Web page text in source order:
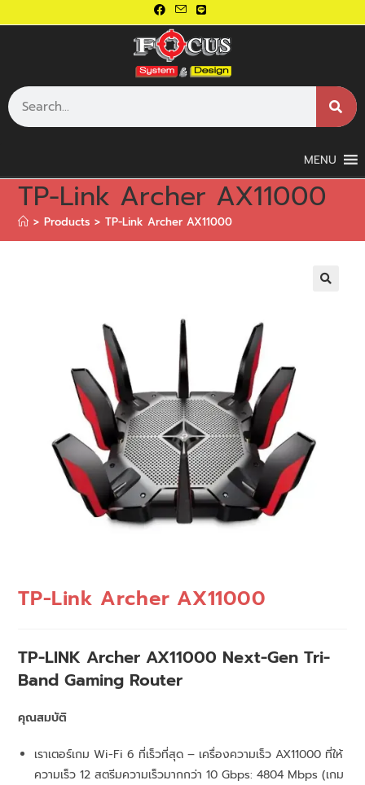
MENU
TP-Link Archer AX11000
> Products > TP-Link Archer AX11000
TP-Link Archer AX11000
TP-LINK Archer AX11000 Next-Gen Tri-
Band Gaming Router
คุณสมบัติ
เราเตอร์เกม Wi-Fi 6 ที่เร็วที่สุด – เครื่องความเร็ว AX11000 ที่ให้
ความเร็ว 12 สตรีมความเร็วมากกว่า 10 Gbps: 4804 Mbps (เกม